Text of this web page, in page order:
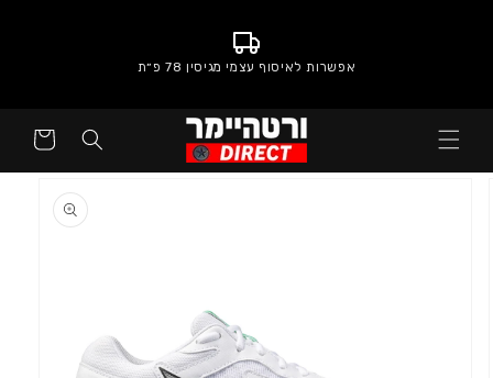
אפשרות לאיסוף עצמי מגיסין 78 פ״ת
קניות